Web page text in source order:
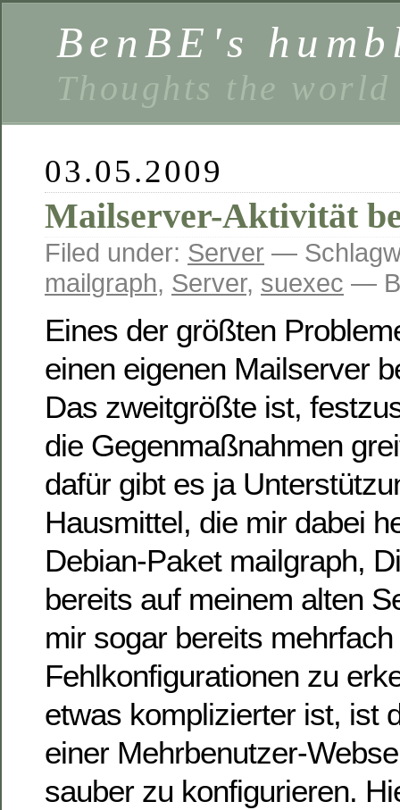
BenBE's
Thoughts the
03.05.2009
Mailserver-Aktivität
Filed under: Server —
mailgraph, Server, suexec —
Eines der größten
einen eigenen Mailserver
Das zweitgrößte ist,
die Gegenmaßnahmen
dafür gibt es ja
Hausmittel, die mir dabei
Debian-Paket mailgraph,
bereits auf meinem alten
mir sogar bereits
Fehlkonfigurationen zu
etwas komplizierter ist, ist
einer Mehrbenutzer-
sauber zu konfigurieren.